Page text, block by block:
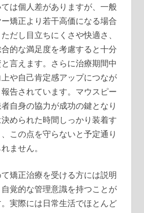
は個人差がありますが、一般
矯正より若干高価になる場合
だし目立ちにくさや快適さ、
的な満足度を考慮すると十分
言えます。さらに治療期間中
や自己肯定感アップにつなが
告されています。マウスピー
自身の協力が成功の鍵となり
められた時間しっかり装着す
この点を守らないと予定通り
ません。
矯正治療を受ける方には説明
覚的な管理意識を持つことが
実際には日常生活でほとんど